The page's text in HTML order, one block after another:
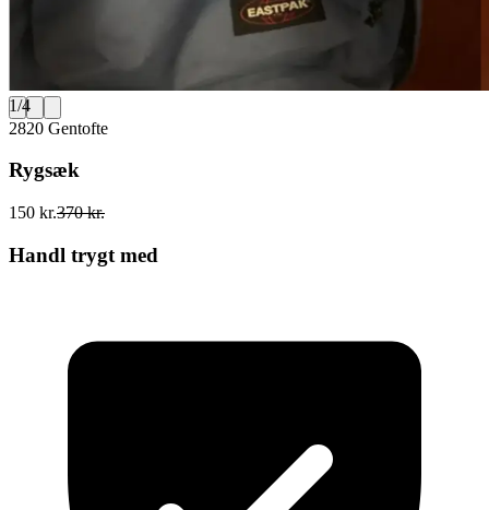
1/4
2820 Gentofte
Rygsæk
150 kr.370 kr.
Handl trygt med